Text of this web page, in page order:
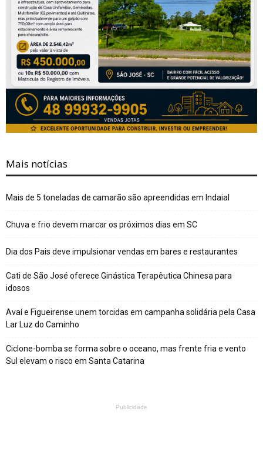
Mais notícias
Mais de 5 toneladas de camarão são apreendidas em Indaial
Chuva e frio devem marcar os próximos dias em SC
Dia dos Pais deve impulsionar vendas em bares e restaurantes
Cati de São José oferece Ginástica Terapêutica Chinesa para
idosos
Avaí e Figueirense unem torcidas em campanha solidária pela Casa
Lar Luz do Caminho
Ciclone-bomba se forma sobre o oceano, mas frente fria e vento
Sul elevam o risco em Santa Catarina
Publicidade